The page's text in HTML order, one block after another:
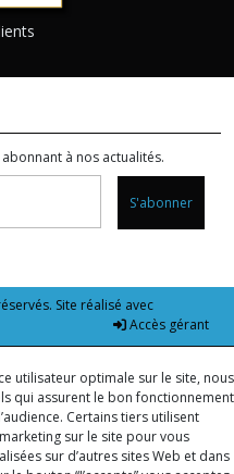
à nos actualités.
S'abonner
Site réalisé avec
Accès gérant
utilisateur optimale sur le site, nous
qui assurent le bon fonctionnement
Certains tiers utilisent
sur le site pour vous
sur d’autres sites Web et dans